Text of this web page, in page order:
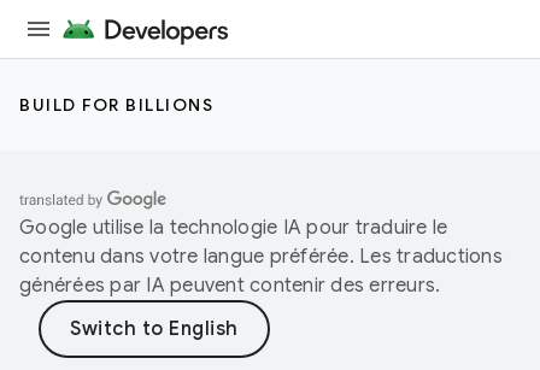
BUILD FOR BILLIONS
Google utilise la technologie IA pour traduire le
contenu dans votre langue préférée. Les traductions
générées par IA peuvent contenir des erreurs.